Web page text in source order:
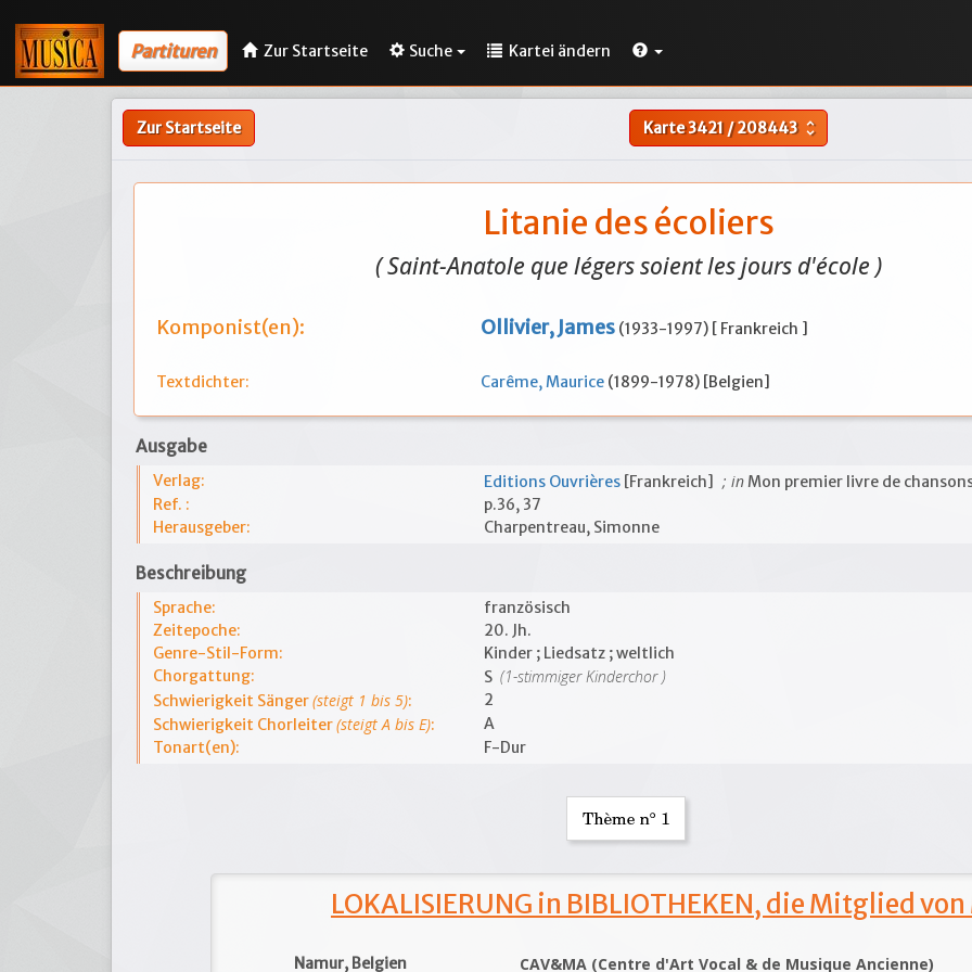
Partituren Zur Startseite Suche Kartei ändern
Zur Startseite Karte3421 /208443 unfold_more
Litanie des écoliers
( Saint-Anatole que légers soient les jours d'école )
Komponist(en): Ollivier, James (1933-1997) [ Frankreich ]
Textdichter: Carême, Maurice (1899-1978) [Belgien]
Ausgabe
Verlag: Editions Ouvrières [Frankreich] ; inMon premier livre de
Ref. :
p.36, 37
Herausgeber:
Charpentreau, Simonne
Beschreibung
Sprache:
französisch
Zeitepoche:
20. Jh.
Genre-Stil-Form:
Kinder ; Liedsatz ; weltlich
Chorgattung:
S (1-stimmiger Kinderchor )
Schwierigkeit Sänger(steigt 1 bis 5):
2
Schwierigkeit Chorleiter(steigt A bis E):
A
Tonart(en):
F-Dur
LOKALISIERUNG in BIBLIOTHEKEN, die Mitglied von
Namur, Belgien CAV&MA (Centre d'Art Vocal & de Musique Ancienne)